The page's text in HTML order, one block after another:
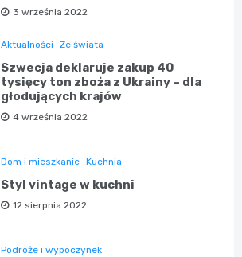
3 września 2022
Aktualności Ze świata
Szwecja deklaruje zakup 40
tysięcy ton zboża z Ukrainy – dla
głodujących krajów
4 września 2022
Dom i mieszkanie Kuchnia
Styl vintage w kuchni
12 sierpnia 2022
Podróże i wypoczynek